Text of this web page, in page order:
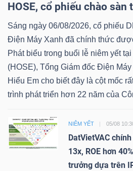
HOSE, cổ phiếu chào sàn
Sáng ngày 06/08/2026, cổ phiếu
Điện Máy Xanh đã chính thức
Phát biểu trong buổi lễ niêm yết
(HOSE), Tổng Giám đốc Điện
Hiểu Em cho biết đây là cột mốc
trình phát triển hơn 22 năm của
NIÊM YẾT 05/08
DatVietVAC
13x, ROE hơn
trưởng dựa trên